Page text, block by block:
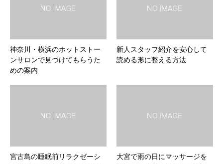
神奈川・横浜のホットストー
ンサロンで見つけてもらうた
めの案内
新人スタッフ紹介を安心して
読める形に整える方法
宮古島の睡眠前リラクゼーシ
大宮で雨の日にマッサージを